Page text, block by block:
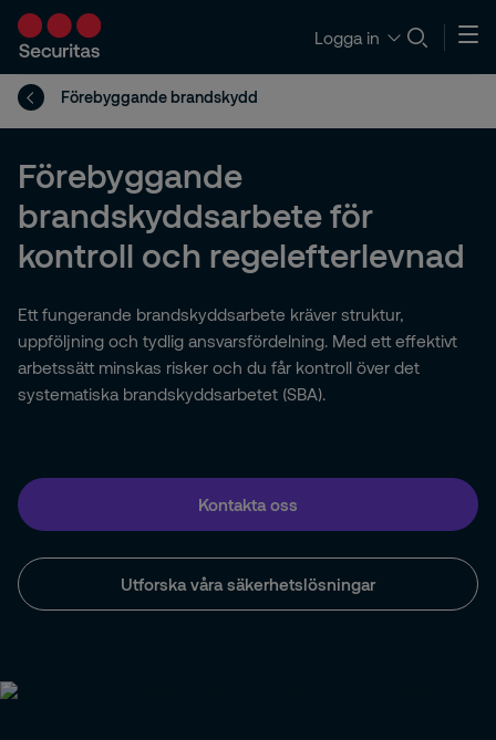
Logga in
Förebyggande brandskydd
Förebyggande
brandskyddsarbete för
kontroll och regelefterlevnad
Ett fungerande brandskyddsarbete kräver struktur,
uppföljning och tydlig ansvarsfördelning. Med ett effektivt
arbetssätt minskas risker och du får kontroll över det
systematiska brandskyddsarbetet (SBA).
Kontakta oss
Utforska våra säkerhetslösningar